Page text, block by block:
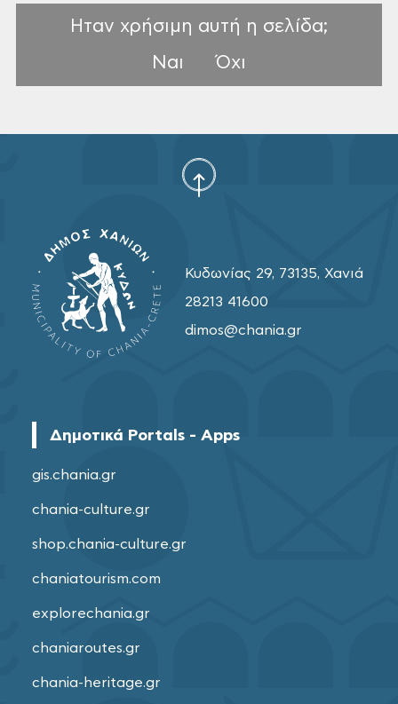
Ηταν χρήσιμη αυτή η σελίδα;
Ναι
Όχι
Κυδωνίας 29, 73135, Χανιά
28213 41600
dimos@chania.gr
Δημοτικά Portals - Apps
gis.chania.gr
chania-culture.gr
shop.chania-culture.gr
chaniatourism.com
explorechania.gr
chaniaroutes.gr
chania-heritage.gr